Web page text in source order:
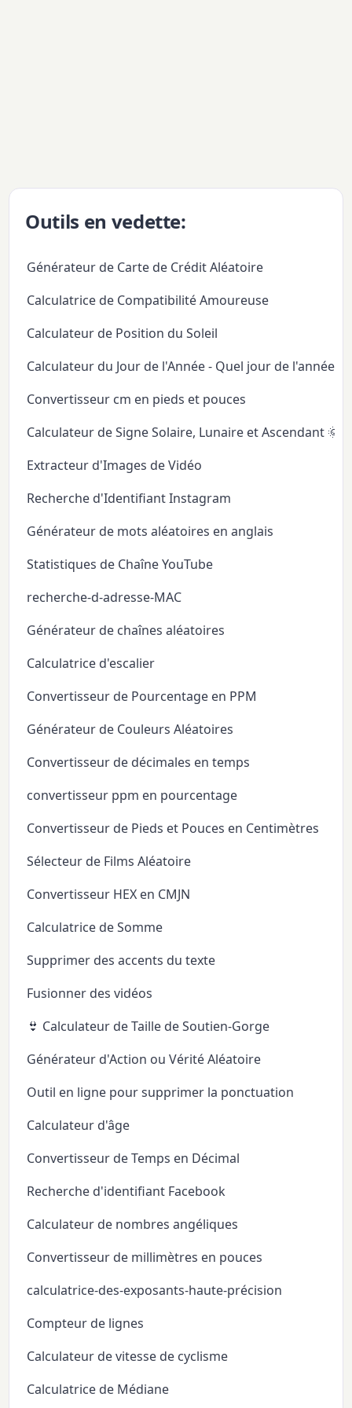
Outils en vedette:
Générateur de Carte de Crédit Aléatoire
Calculatrice de Compatibilité Amoureuse
Calculateur de Position du Soleil
Calculateur du Jour de l'Année - Quel jour de l'année
Convertisseur cm en pieds et pouces
Calculateur de Signe Solaire, Lunaire et Ascendant
Extracteur d'Images de Vidéo
Recherche d'Identifiant Instagram
Générateur de mots aléatoires en anglais
Statistiques de Chaîne YouTube
recherche-d-adresse-MAC
Générateur de chaînes aléatoires
Calculatrice d'escalier
Convertisseur de Pourcentage en PPM
Générateur de Couleurs Aléatoires
Convertisseur de décimales en temps
convertisseur ppm en pourcentage
Convertisseur de Pieds et Pouces en Centimètres
Sélecteur de Films Aléatoire
Convertisseur HEX en CMJN
Calculatrice de Somme
Supprimer des accents du texte
Fusionner des vidéos
👙 Calculateur de Taille de Soutien-Gorge
Générateur d'Action ou Vérité Aléatoire
Outil en ligne pour supprimer la ponctuation
Calculateur d'âge
Convertisseur de Temps en Décimal
Recherche d'identifiant Facebook
Calculateur de nombres angéliques
Convertisseur de millimètres en pouces
calculatrice-des-exposants-haute-précision
Compteur de lignes
Calculateur de vitesse de cyclisme
Calculatrice de Médiane